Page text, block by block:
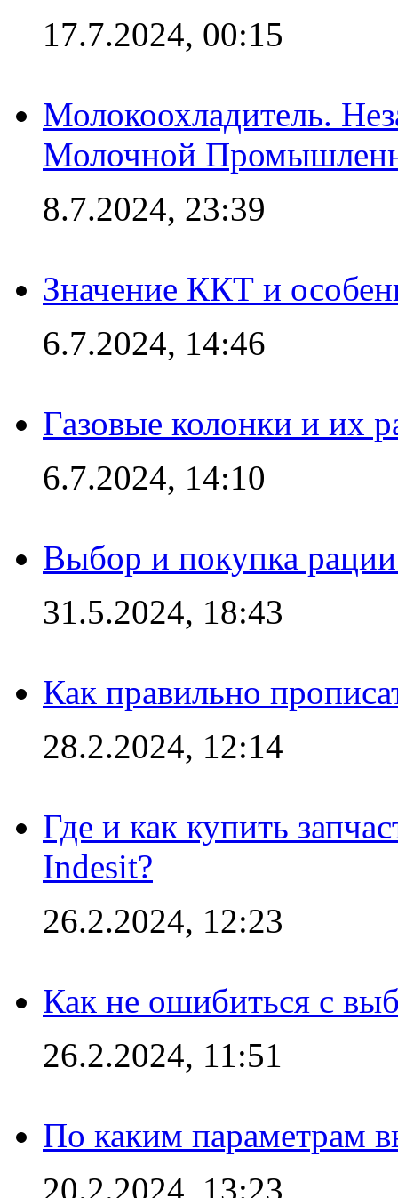
17.7.2024, 00:15
Молокоохладитель.
Молочной
8.7.2024, 23:39
Значение ККТ и
6.7.2024, 14:46
Газовые колонки и их
6.7.2024, 14:10
Выбор и покупка
31.5.2024, 18:43
Как правильно
28.2.2024, 12:14
Где и как купить
Indesit?
26.2.2024, 12:23
Как не ошибиться с
26.2.2024, 11:51
По каким параметрам
20.2.2024, 13:23